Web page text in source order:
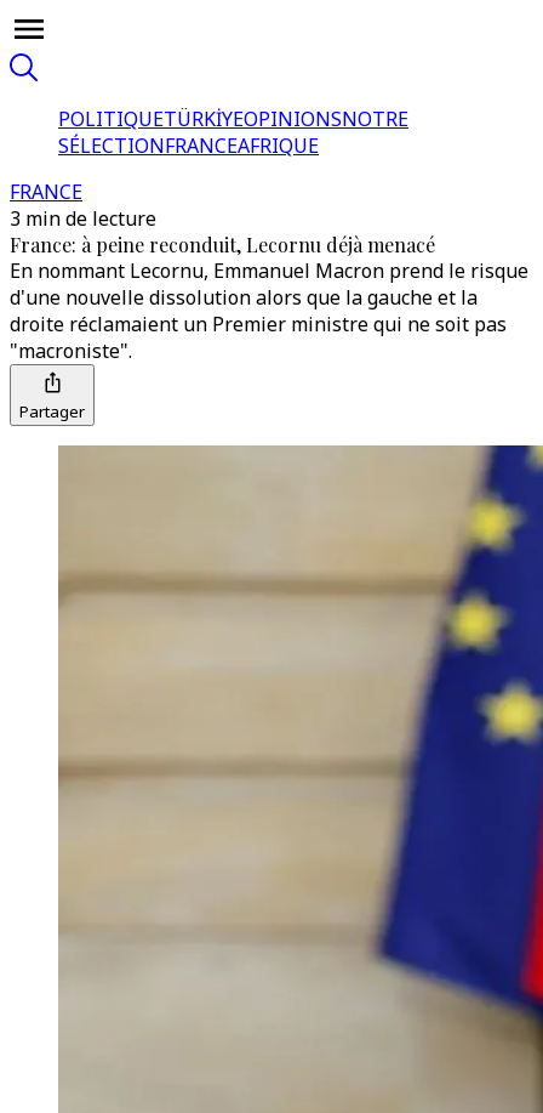
POLITIQUETÜRKİYEOPINIONSNOTRE
SÉLECTIONFRANCEAFRIQUE
FRANCE
3 min de lecture
France: à peine reconduit, Lecornu déjà menacé
En nommant Lecornu, Emmanuel Macron prend le risque
d'une nouvelle dissolution alors que la gauche et la
droite réclamaient un Premier ministre qui ne soit pas
"macroniste".
Partager